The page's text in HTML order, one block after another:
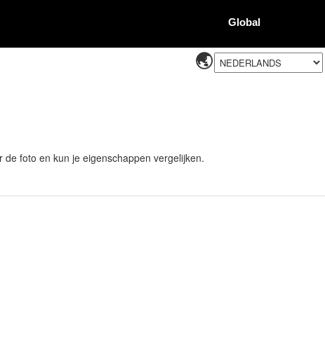
Global
foto en kun je eigenschappen vergelijken.